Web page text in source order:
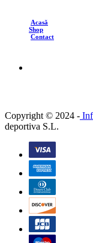
Acasă
Shop
Contact
Copyright © 2024 -
deportiva S.L.